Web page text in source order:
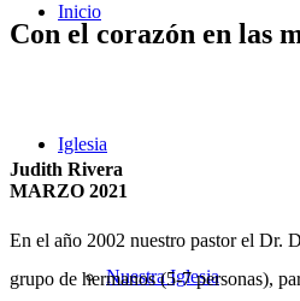
Inicio
Iglesia
Nuestra Iglesia
Con el corazón en las
Judith Rivera
MARZO 2021
En el año 2002 nuestro pastor el Dr.
grupo de hermanos (5-7 personas),